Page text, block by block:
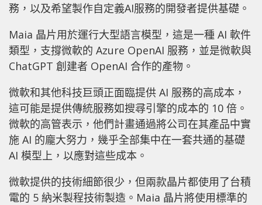
務，以及希望製作自定義AI服務的開發者提供基礎。
Maia 晶片用於運行大型語言模型，這是一種 AI 軟件
類型，支撐微軟的 Azure OpenAI 服務，並是微軟與
ChatGPT 創建者 OpenAI 合作的產物。
微軟和其他科技巨頭正面臨提供 AI 服務的高成本，
這可能是提供傳統服務如搜尋引擎的成本的 10 倍。
微軟的高管表示，他們計畫通過將公司在其產品中實
施 AI 的龐大努力，幾乎全部集中在一套共通的基礎
AI 模型上，以應對這些成本。
微軟提供的技術細節很少，但兩款晶片都使用了台積
電的 5 納米製程技術製造。Maia 晶片將使用標準的